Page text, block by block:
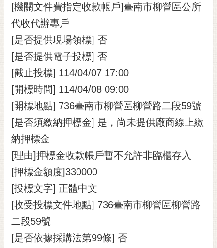
[機關文件費指定收款帳戶]臺南市柳營區公所
代收代辦專戶
[是否提供現場領標] 否
[是否提供電子投標] 否
[截止投標] 114/04/07 17:00
[開標時間] 114/04/08 09:00
[開標地點] 736臺南市柳營區柳營路二段59號
[是否須繳納押標金] 是，尚未提供廠商線上繳
納押標金
[理由]押標金收款帳戶暫不允許非臨櫃存入
[押標金額度]330000
[投標文字] 正體中文
[收受投標文件地點] 736臺南市柳營區柳營路
二段59號
[是否依據採購法第99條] 否